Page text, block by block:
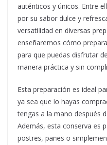
auténticos y únicos. Entre
por su sabor dulce y
versatilidad en diversas
enseñaremos cómo
para que puedas disfrutar
manera práctica y sin
Esta preparación es ideal
ya sea que lo hayas
tengas a la mano después
Además, esta conserva es
postres, panes o